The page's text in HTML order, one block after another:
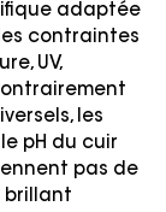
adaptée
contraintes
UV,
les
pH du cuir
pas de
brillant